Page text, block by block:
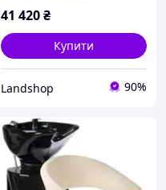
41 420₴
Купити
Landshop 90%